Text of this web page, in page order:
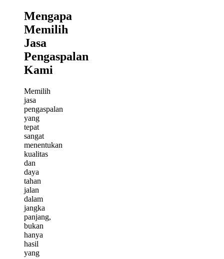
Mengapa
Memilih
Jasa
Pengaspalan
Kami
Memilih
jasa
pengaspalan
yang
tepat
sangat
menentukan
kualitas
dan
daya
tahan
jalan
dalam
jangka
panjang,
bukan
hanya
hasil
yang